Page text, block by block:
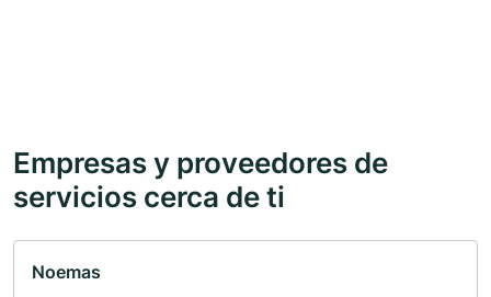
Empresas y proveedores de
servicios cerca de ti
Noemas